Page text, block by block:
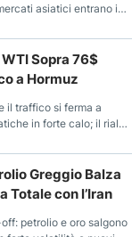
asiatici entrano in
Sopra 76$
a Hormuz
il traffico si ferma a
in forte calo; il rialzo
Greggio Balza
Totale con l’Iran
petrolio e oro salgono